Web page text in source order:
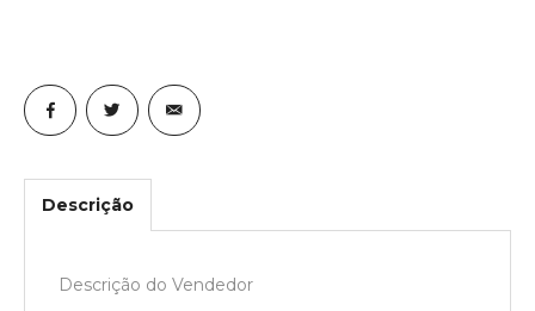
Descrição
Descrição do Vendedor